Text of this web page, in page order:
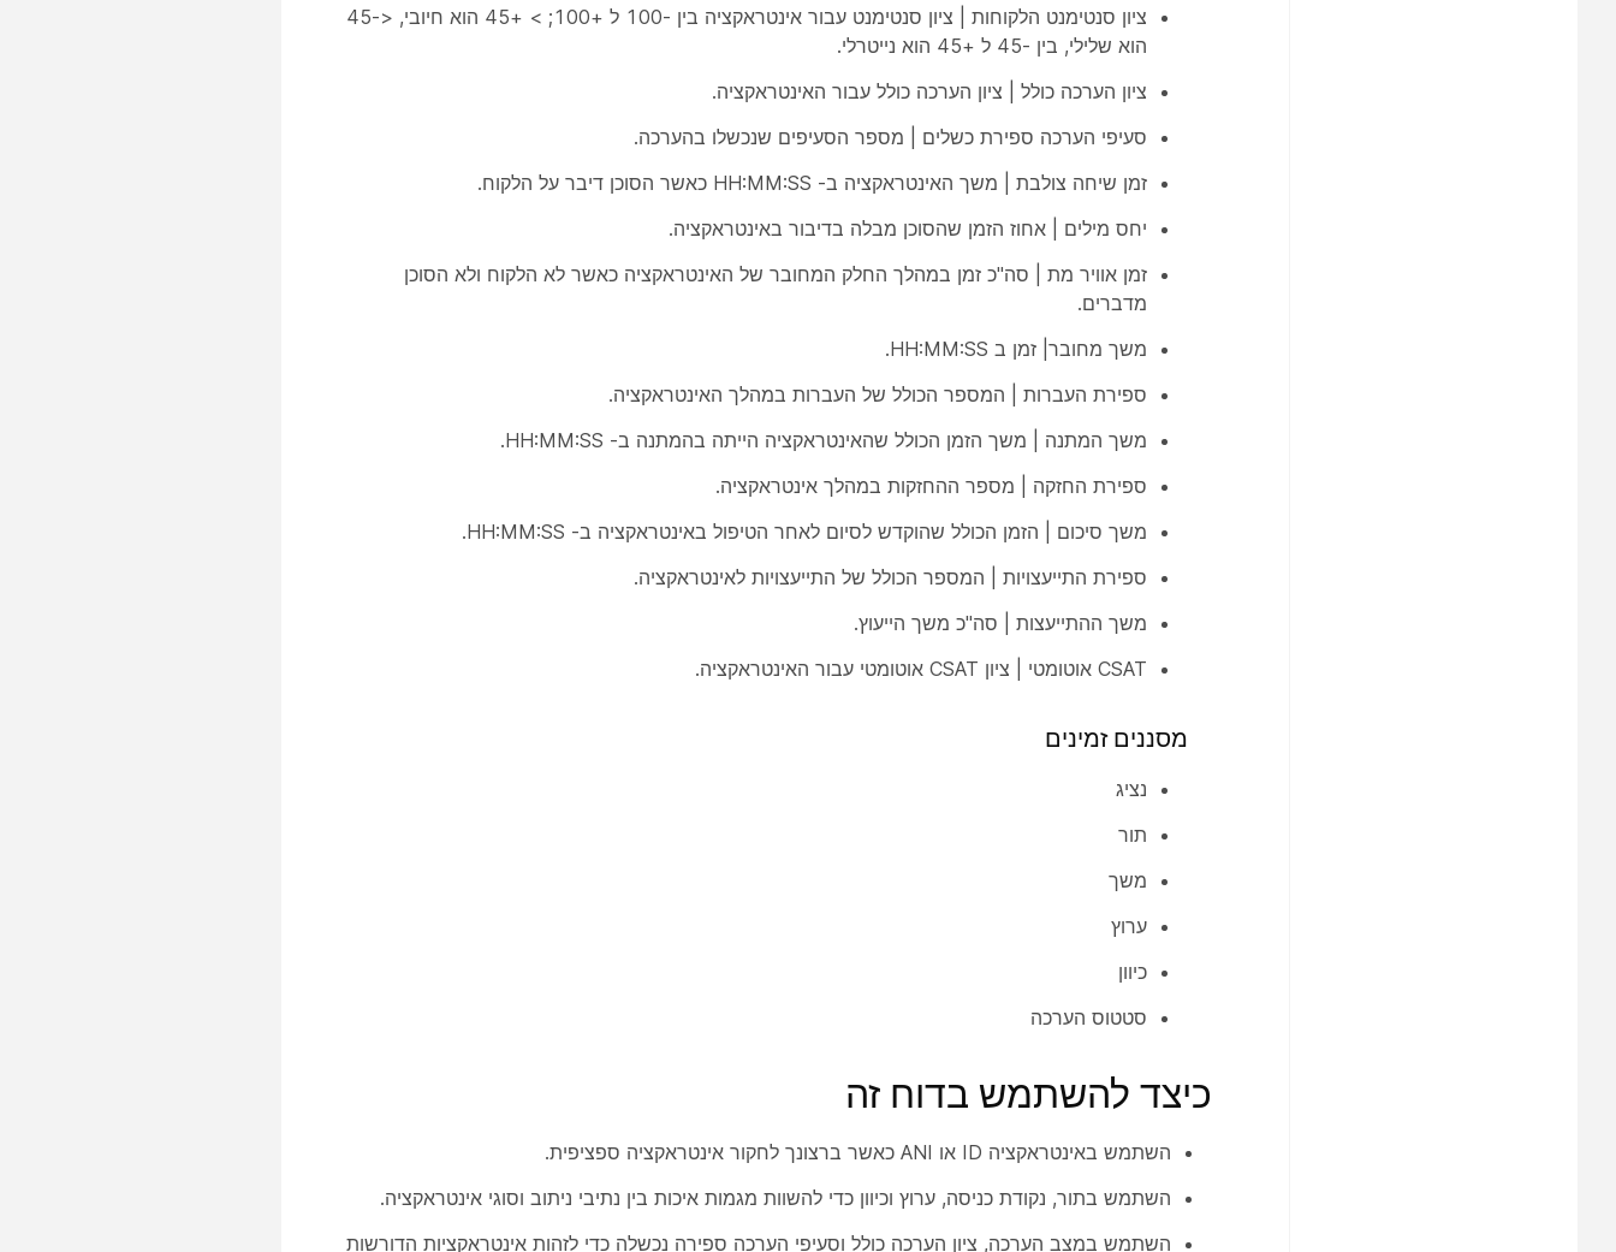
ציון סנטימנט הלקוחות | ציון סנטימנט עבור אינטראקציה בין -100 ל +100; > +45 הוא חיובי, <-45
הוא שלילי, בין -45 ל +45 הוא נייטרלי.
ציון הערכה כולל | ציון הערכה כולל עבור האינטראקציה.
סעיפי הערכה ספירת כשלים | מספר הסעיפים שנכשלו בהערכה.
זמן שיחה צולבת | משך האינטראקציה ב- HH:MM:SS כאשר הסוכן דיבר על הלקוח.
יחס מילים | אחוז הזמן שהסוכן מבלה בדיבור באינטראקציה.
זמן אוויר מת | סה"כ זמן במהלך החלק המחובר של האינטראקציה כאשר לא הלקוח ולא הסוכן
מדברים.
משך מחובר| זמן ב HH:MM:SS.
ספירת העברות | המספר הכולל של העברות במהלך האינטראקציה.
משך המתנה | משך הזמן הכולל שהאינטראקציה הייתה בהמתנה ב- HH:MM:SS.
ספירת החזקה | מספר ההחזקות במהלך אינטראקציה.
משך סיכום | הזמן הכולל שהוקדש לסיום לאחר הטיפול באינטראקציה ב- HH:MM:SS.
ספירת התייעצויות | המספר הכולל של התייעצויות לאינטראקציה.
משך ההתייעצות | סה"כ משך הייעוץ.
CSAT אוטומטי | ציון CSAT אוטומטי עבור האינטראקציה.
מסננים זמינים
נציג
תור
משך
ערוץ
כיוון
סטטוס הערכה
כיצד להשתמש בדוח זה
השתמש באינטראקציה ID או ANI כאשר ברצונך לחקור אינטראקציה ספציפית.
השתמש בתור, נקודת כניסה, ערוץ וכיוון כדי להשוות מגמות איכות בין נתיבי ניתוב וסוגי אינטראקציה.
השתמש במצב הערכה, ציון הערכה כולל וסעיפי הערכה ספירה נכשלה כדי לזהות אינטראקציות הדורשות